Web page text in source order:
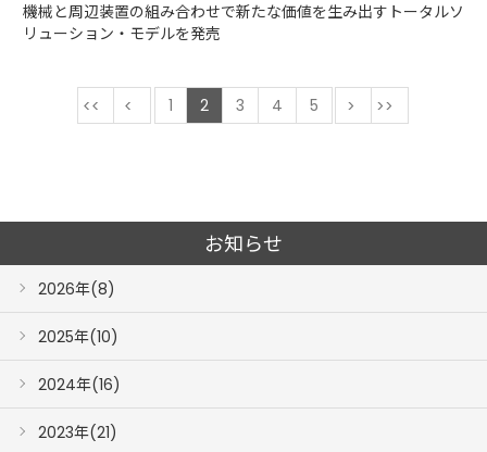
機械と周辺装置の組み合わせで新たな価値を生み出すトータルソ
リューション・モデルを発売
最初 前1 2 3 4 5 次
お知らせ
2026年(8)
2025年(10)
2024年(16)
2023年(21)